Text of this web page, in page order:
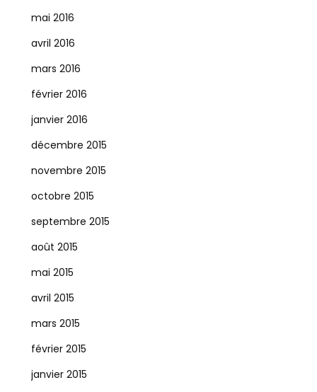
mai 2016
avril 2016
mars 2016
février 2016
janvier 2016
décembre 2015
novembre 2015
octobre 2015
septembre 2015
août 2015
mai 2015
avril 2015
mars 2015
février 2015
janvier 2015